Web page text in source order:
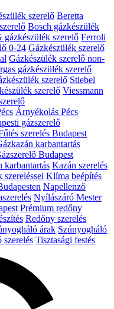
szerelő Beretta
Bosch gázkészülék
gázkészülék szerelő Ferroli
0-24 Gázkészülék szerelő
Gázkészülék szerelő non-
gázkészülék szerelő
szerelő Stiebel
szerelő Viessmann
Árnyékolás Pécs
gázszerelő
szerelés Budapest
karbantartás
Budapest
karbantartás Kazán szerelés
Klíma beépítés
Napellenző
Nyílászáró Mester
Prémium redőny
Redőny szerelés
árak Szúnyogháló
szerelés Tisztasági festés